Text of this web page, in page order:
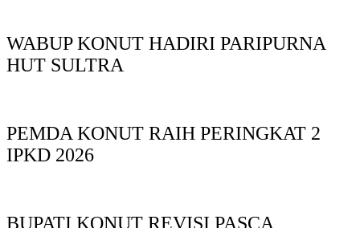
WABUP KONUT HADIRI PARIPURNA
HUT SULTRA
PEMDA KONUT RAIH PERINGKAT 2
IPKD 2026
BUPATI KONUT REVISI PASCA